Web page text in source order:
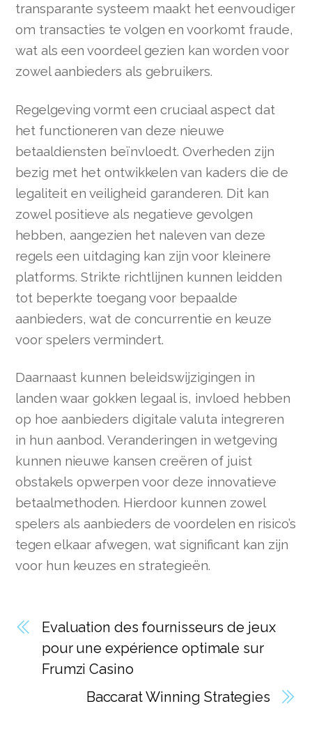
transparante systeem maakt het eenvoudiger
om transacties te volgen en voorkomt fraude,
wat als een voordeel gezien kan worden voor
zowel aanbieders als gebruikers.
Regelgeving vormt een cruciaal aspect dat
het functioneren van deze nieuwe
betaaldiensten beïnvloedt. Overheden zijn
bezig met het ontwikkelen van kaders die de
legaliteit en veiligheid garanderen. Dit kan
zowel positieve als negatieve gevolgen
hebben, aangezien het naleven van deze
regels een uitdaging kan zijn voor kleinere
platforms. Strikte richtlijnen kunnen leidden
tot beperkte toegang voor bepaalde
aanbieders, wat de concurrentie en keuze
voor spelers vermindert.
Daarnaast kunnen beleidswijzigingen in
landen waar gokken legaal is, invloed hebben
op hoe aanbieders digitale valuta integreren
in hun aanbod. Veranderingen in wetgeving
kunnen nieuwe kansen creëren of juist
obstakels opwerpen voor deze innovatieve
betaalmethoden. Hierdoor kunnen zowel
spelers als aanbieders de voordelen en risico’s
tegen elkaar afwegen, wat significant kan zijn
voor hun keuzes en strategieën.
Evaluation des fournisseurs de jeux
pour une expérience optimale sur
Frumzi Casino
Baccarat Winning Strategies